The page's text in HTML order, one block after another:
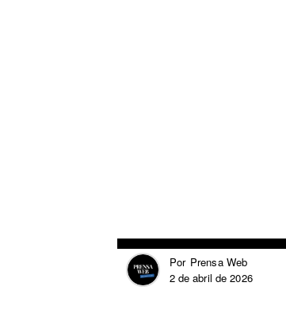
Prensa Web
Por
2 de abril de 2026